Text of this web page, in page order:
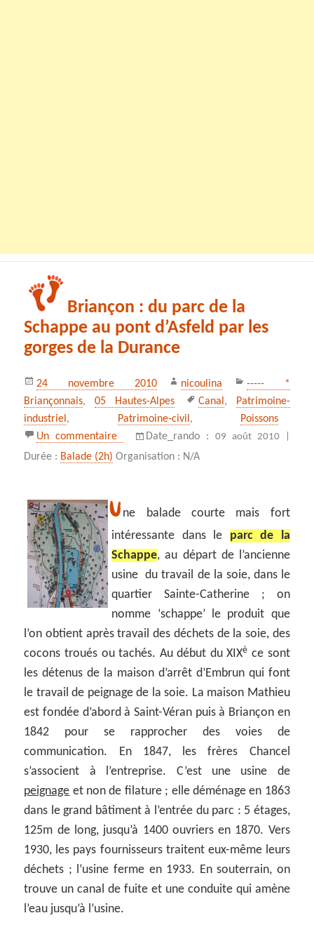
Briançon : du parc de la
Schappe au pont d’Asfeld par les
gorges de la Durance
Publié
le
24 novembre 2010 Auteur
nicoulina Catégories
----- *
Briançonnais,05 Hautes-Alpes
Mots-
clés
Canal, Patrimoine-
industriel, Patrimoine‑civil, Poissons
Un commentaire
sur Briançon : du parc de la Schappe au
Date_rando :09 août 2010 |
Durée : Balade (2h) Organisation : N/A
U ne balade courte mais fort
intéressante dans le parc de la
Schappe, au départ de l’ancienne
usine du travail de la soie, dans le
quartier Sainte-Catherine ; on
nomme ‘schappe’ le produit que
l’on obtient après travail des déchets de la soie, des
cocons troués ou tachés. Au début du XIXè ce sont
les détenus de la maison d’arrêt d’Embrun qui font
le travail de peignage de la soie. La maison Mathieu
est fondée d’abord à Saint-Véran puis à Briançon en
1842 pour se rapprocher des voies de
communication. En 1847, les frères Chancel
s’associent à l’entreprise. C’est une usine de
peignage et non de filature ; elle déménage en 1863
dans le grand bâtiment à l’entrée du parc : 5 étages,
125m de long, jusqu’à 1400 ouvriers en 1870. Vers
1930, les pays fournisseurs traitent eux-même leurs
déchets ; l’usine ferme en 1933. En souterrain, on
trouve un canal de fuite et une conduite qui amène
l’eau jusqu’à l’usine.